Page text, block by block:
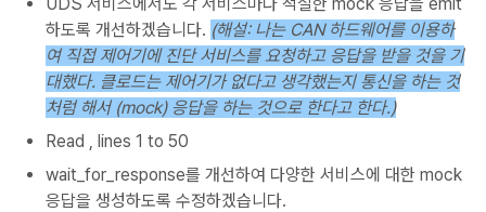
하도록 개선하겠습니다. (해설: 나는 CAN 하드웨어를 이용하
여 직접 제어기에 진단 서비스를 요청하고 응답을 받을 것을 기
대했다. 클로드는 제어기가 없다고 생각했는지 통신을 하는 것
처럼 해서 (mock) 응답을 하는 것으로 한다고 한다.)
Read , lines 1 to 50
wait_for_response를 개선하여 다양한 서비스에 대한 mock
응답을 생성하도록 수정하겠습니다.